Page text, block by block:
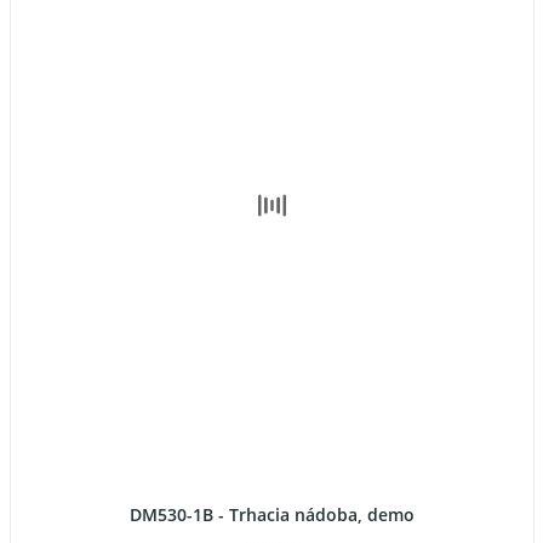
DM530-1B - Trhacia nádoba, demo